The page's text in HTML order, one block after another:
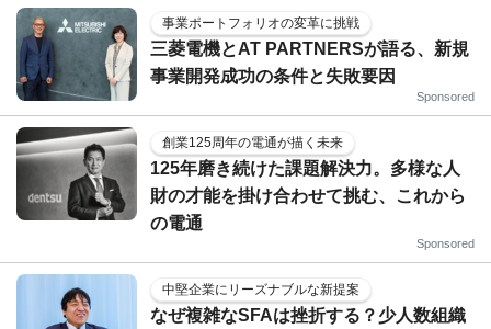
事業ポートフォリオの変革に挑戦
三菱電機とAT PARTNERSが語る、新規
事業開発成功の条件と失敗要因
Sponsored
創業125周年の電通が描く未来
125年磨き続けた課題解決力。多様な人
財の才能を掛け合わせて挑む、これから
の電通
Sponsored
中堅企業にリーズナブルな新提案
なぜ複雑なSFAは挫折する？少人数組織